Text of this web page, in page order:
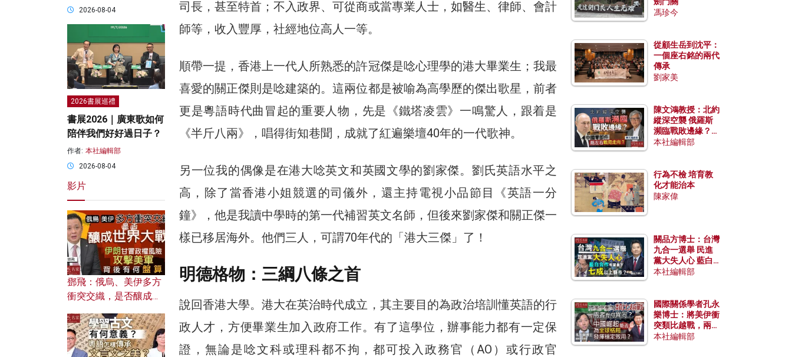
司長，甚至特首；不入政界、可從商或當專業人士，如醫生、律師、會計
師等，收入豐厚，社經地位高人一等。
順帶一提，香港上一代人所熟悉的許冠傑是唸心理學的港大畢業生；我最
喜愛的關正傑則是唸建築的。這兩位都是被喻為高學歷的傑出歌星，前者
更是粵語時代曲冒起的重要人物，先是《鐵塔凌雲》一鳴驚人，跟着是
《半斤八兩》，唱得街知巷聞，成就了紅遍樂壇40年的一代歌神。
另一位我的偶像是在港大唸英文和英國文學的劉家傑。劉氏英語水平之
高，除了當香港小姐競選的司儀外，還主持電視小品節目《英語一分
鐘》，他是我讀中學時的第一代補習英文名師，但後來劉家傑和關正傑一
樣已移居海外。他們三人，可謂70年代的「港大三傑」了！
明德格物：三綱八條之首
說回香港大學。港大在英治時代成立，其主要目的為政治培訓懂英語的行
政人才，方便畢業生加入政府工作。有了這學位，辦事能力都有一定保
證，無論是唸文科或理科都不拘，都可投入政務官（AO）或行政官
2026-08-04
2026書展巡禮
書展2026｜廣東歌如何
陪伴我們好好過日子？
作者: 本社編輯部
2026-08-04
影片
鄧飛：俄烏、美伊多方
衝突交織，是否釀成世
風險攻擊美軍，背後有
何盤算？
馮珍今
從顧生岳到沈平：
一個座右銘的兩代
傳承
劉家美
陳文鴻教授：北約
縱深空襲 俄羅斯
瀕臨戰敗邊緣？中
國零部件能左右戰
本社編輯部
行為不檢 培育教
化才能治本
陳家偉
關品方博士：台灣
九合一選舉 民進
黨大失人心 藍白
合作有望拿下七成
本社編輯部
國際關係學者孔永
樂博士：將美伊衝
突類比越戰，兩者
有何異同？中國崛
本社編輯部